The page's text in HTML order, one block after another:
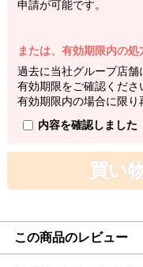
申請が可能です。
または、有効期限内の
過去に当社グループ店
有効期限をご確認くださ
有効期限内の場合に限り
内容を確認しました
買い
この商品のレビュー